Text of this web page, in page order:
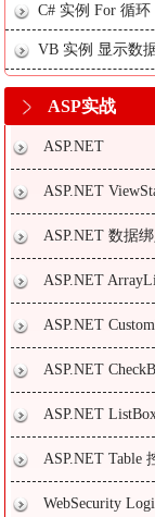
C# 实例 For 循环
VB 实例 显示数
ASP实战
ASP.NET
ASP.NET
ASP.NET 数据
ASP.NET
ASP.NET
ASP.NET
ASP.NET
ASP.NET Table
WebSecurity